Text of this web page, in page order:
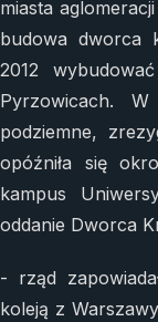
miasta
budowa dworca
2012
Pyrzowicach.
podziemne,
opóźniła się
kampus
oddanie Dworca
- rząd
koleją z